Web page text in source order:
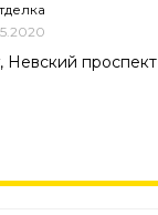
Невский проспект